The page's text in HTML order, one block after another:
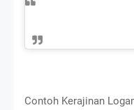
Contoh Kerajinan